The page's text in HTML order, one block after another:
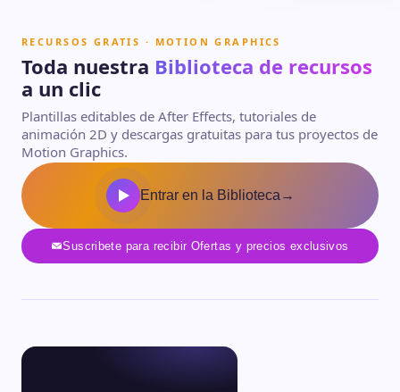
RECURSOS GRATIS · MOTION GRAPHICS
Toda nuestra Biblioteca de recursos
a un clic
Plantillas editables de After Effects, tutoriales de
animación 2D y descargas gratuitas para tus proyectos de
Motion Graphics.
Entrar en la Biblioteca →
Suscribete para recibir Ofertas y precios exclusivos